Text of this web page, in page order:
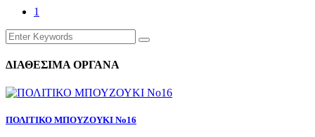
1
ΔΙΑΘΕΣΙΜΑ ΟΡΓΑΝΑ
ΠΟΛΙΤΙΚΟ ΜΠΟΥΖΟΥΚΙ Νο16